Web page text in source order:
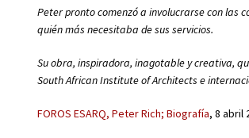
Peter pronto comenzó a involucrarse con
quién más necesitaba de sus servicios.
Su obra, inspiradora, inagotable y creativa,
South African Institute of Architects e
FOROS ESARQ, Peter Rich; Biografía, 8 abril